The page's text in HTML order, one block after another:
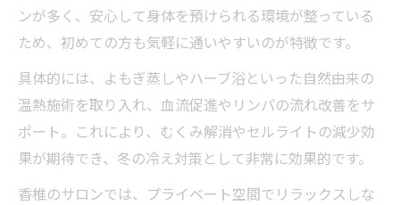
エステで始める冬の温活習慣と痩身効果ア
ップ
リラクゼーションも叶う温活エステの魅力
リラクゼーションも叶うエステの魅力
エステで冬の疲れとストレスを癒す贅沢時
間
リラクゼーション重視のエステ施術の効果
ンが多く、安心して身体を預けられる環境が整っている
ため、初めての方も気軽に通いやすいのが特徴です。
具体的には、よもぎ蒸しやハーブ浴といった自然由来の
温熱施術を取り入れ、血流促進やリンパの流れ改善をサ
ポート。これにより、むくみ解消やセルライトの減少効
果が期待でき、冬の冷え対策として非常に効果的です。
香椎のサロンでは、プライベート空間でリラックスしな